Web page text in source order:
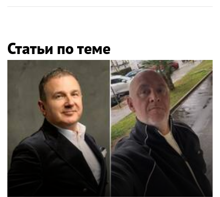
Статьи по теме